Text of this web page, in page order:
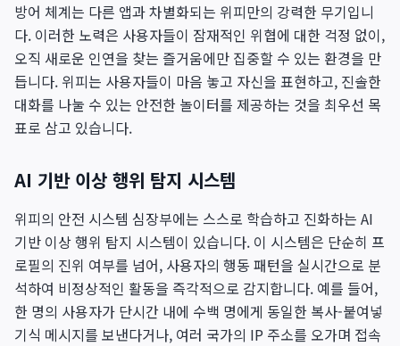
방어 체계는 다른 앱과 차별화되는 위피만의 강력한 무기입니
다. 이러한 노력은 사용자들이 잠재적인 위협에 대한 걱정 없이,
오직 새로운 인연을 찾는 즐거움에만 집중할 수 있는 환경을 만
듭니다. 위피는 사용자들이 마음 놓고 자신을 표현하고, 진솔한
대화를 나눌 수 있는 안전한 놀이터를 제공하는 것을 최우선 목
표로 삼고 있습니다.
AI 기반 이상 행위 탐지 시스템
위피의 안전 시스템 심장부에는 스스로 학습하고 진화하는 AI
기반 이상 행위 탐지 시스템이 있습니다. 이 시스템은 단순히 프
로필의 진위 여부를 넘어, 사용자의 행동 패턴을 실시간으로 분
석하여 비정상적인 활동을 즉각적으로 감지합니다. 예를 들어,
한 명의 사용자가 단시간 내에 수백 명에게 동일한 복사-붙여넣
기식 메시지를 보낸다거나, 여러 국가의 IP 주소를 오가며 접속